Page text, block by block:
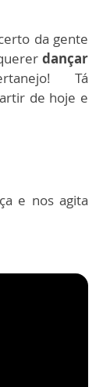
da gente
dançar
Tá
de hoje e
e nos agita